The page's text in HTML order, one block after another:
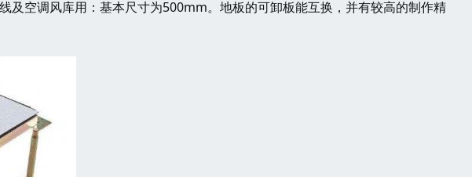
及空调风库用：基本尺寸为500mm。地板的可卸板能互换，并有较高的制作精